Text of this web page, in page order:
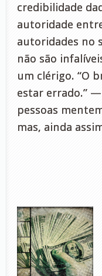
credibilidade
autoridade
autoridades no
não são
um clérigo. “O
estar errado.”
pessoas
mas, ainda